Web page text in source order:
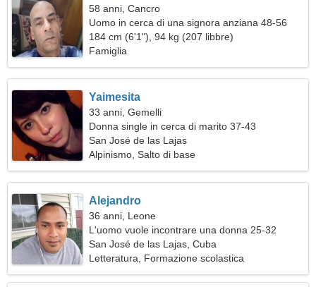
58 anni, Cancro
Uomo in cerca di una signora anziana 48-56
184 cm (6'1"), 94 kg (207 libbre)
Famiglia
Yaimesita
33 anni, Gemelli
Donna single in cerca di marito 37-43
San José de las Lajas
Alpinismo, Salto di base
Alejandro
36 anni, Leone
L'uomo vuole incontrare una donna 25-32
San José de las Lajas, Cuba
Letteratura, Formazione scolastica